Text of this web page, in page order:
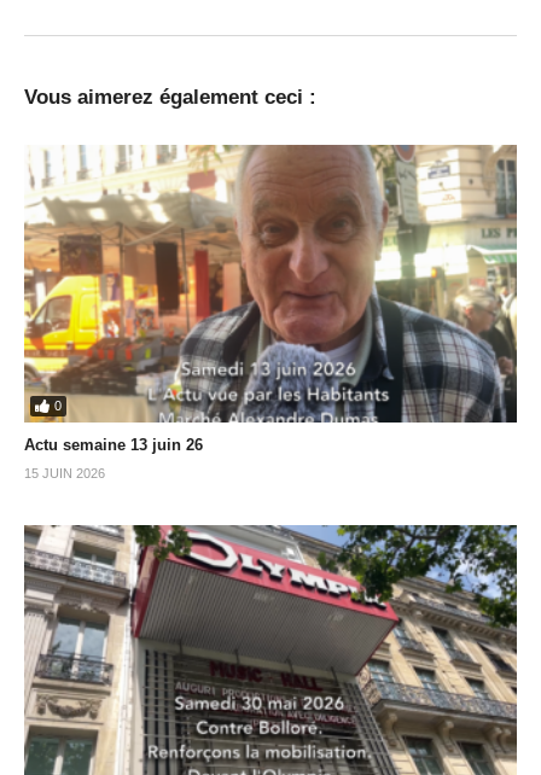
Vous aimerez également ceci :
0
Actu semaine 13 juin 26
15 JUIN 2026